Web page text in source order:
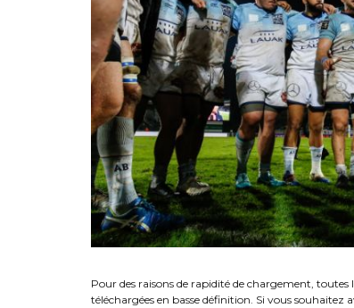
Pour des raisons de rapidité de chargement,
téléchargées en basse définition. Si vous souhaitez